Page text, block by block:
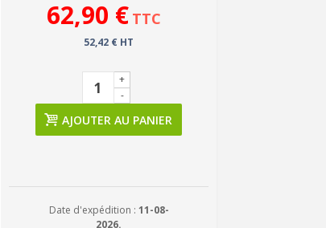
62,90 € TTC
52,42 € HT
-
+
AJOUTER AU PANIER
Date d'expédition : 11-08-
2026.